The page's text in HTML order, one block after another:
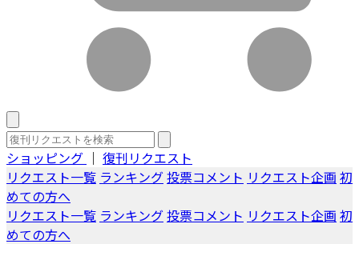
ショッピング ｜ 復刊リクエスト
リクエスト一覧 ランキング投票コメント リクエスト企画 初
めての方へ
リクエスト一覧 ランキング投票コメント リクエスト企画 初
めての方へ